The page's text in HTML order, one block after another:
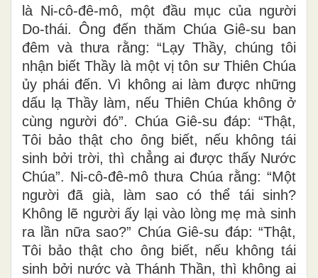
là Ni-cô-đê-mô, một đầu mục của người
Do-thái. Ông đến thăm Chúa Giê-su ban
đêm và thưa rằng: “Lạy Thầy, chúng tôi
nhận biết Thầy là một vị tôn sư Thiên Chúa
ủy phái đến. Vì không ai làm được những
dấu lạ Thầy làm, nếu Thiên Chúa không ở
cùng người đó”. Chúa Giê-su đáp: “Thật,
Tôi bảo thật cho ông biết, nếu không tái
sinh bởi trời, thì chẳng ai được thấy Nước
Chúa”. Ni-cô-đê-mô thưa Chúa rằng: “Một
người đã già, làm sao có thể tái sinh?
Không lẽ người ấy lại vào lòng mẹ mà sinh
ra lần nữa sao?” Chúa Giê-su đáp: “Thật,
Tôi bảo thật cho ông biết, nếu không tái
sinh bởi nước và Thánh Thần, thì không ai